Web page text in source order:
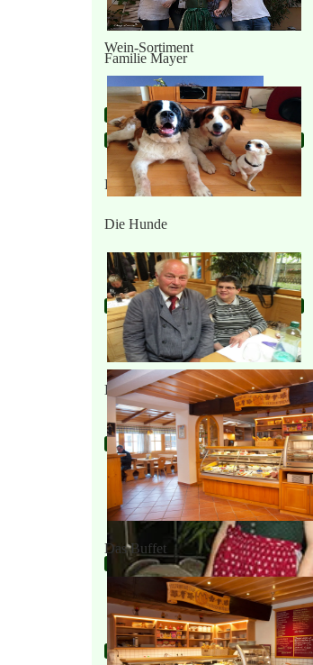
Wein-Sortiment
Pepi (Josef Mayer)
Familie Mayer
Die Hunde
Die Mayer Senioren
Das Buffet